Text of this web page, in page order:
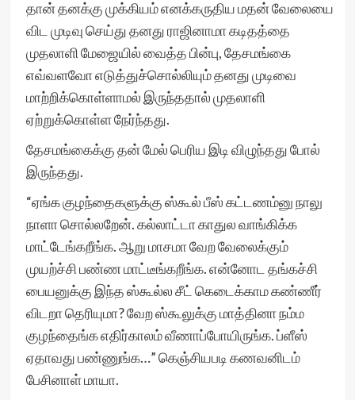
தான் தனக்கு முக்கியம் எனக்கருதிய மதன் வேலையை
விட முடிவு செய்து தனது ராஜினாமா கடிதத்தை
முதலாளி மேஜையில் வைத்த பின்பு, தேசமங்கை
எவ்வளவோ எடுத்துச்சொல்லியும் தனது முடிவை
மாற்றிக்கொள்ளாமல் இருந்ததால் முதலாளி
ஏற்றுக்கொள்ள நேர்ந்தது.
தேசமங்கைக்கு தன் மேல் பெரிய இடி விழுந்தது போல்
இருந்தது.
“ஏங்க குழந்தைகளுக்கு ஸ்கூல் பீஸ் கட்டணம்னு நாலு
நாளா சொல்லறேன். கல்லாட்டா காதுல வாங்கிக்க
மாட்டேங்கறீங்க. ஆறு மாசமா வேற வேலைக்கும்
முயற்ச்சி பண்ண மாட்டீங்கறீங்க. என்னோட தங்கச்சி
பையனுக்கு இந்த ஸ்கூல்ல சீட் கெடைக்காம கண்ணீர்
விடறா தெரியுமா? வேற ஸ்கூலுக்கு மாத்தினா நம்ம
குழந்தைங்க எதிர்காலம் வீணாப்போயிருங்க. ப்ளீஸ்
ஏதாவது பண்ணுங்க…” கெஞ்சியபடி கணவனிடம்
பேசினாள் மாயா.